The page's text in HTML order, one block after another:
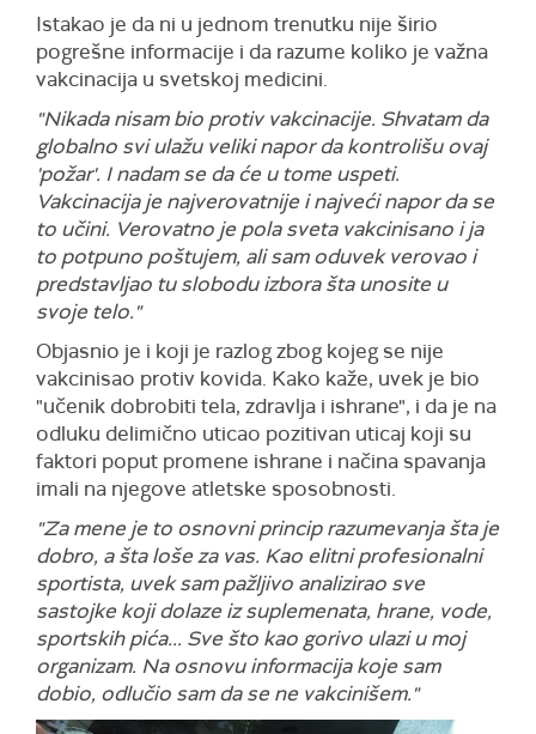
Istakao je da ni u jednom trenutku nije širio
pogrešne informacije i da razume koliko je važna
vakcinacija u svetskoj medicini.
"Nikada nisam bio protiv vakcinacije. Shvatam da
globalno svi ulažu veliki napor da kontrolišu ovaj
'požar'. I nadam se da će u tome uspeti.
Vakcinacija je najverovatnije i najveći napor da se
to učini. Verovatno je pola sveta vakcinisano i ja
to potpuno poštujem, ali sam oduvek verovao i
predstavljao tu slobodu izbora šta unosite u
svoje telo."
Objasnio je i koji je razlog zbog kojeg se nije
vakcinisao protiv kovida. Kako kaže, uvek je bio
"učenik dobrobiti tela, zdravlja i ishrane", i da je na
odluku delimično uticao pozitivan uticaj koji su
faktori poput promene ishrane i načina spavanja
imali na njegove atletske sposobnosti.
"Za mene je to osnovni princip razumevanja šta je
dobro, a šta loše za vas. Kao elitni profesionalni
sportista, uvek sam pažljivo analizirao sve
sastojke koji dolaze iz suplemenata, hrane, vode,
sportskih pića... Sve što kao gorivo ulazi u moj
organizam. Na osnovu informacija koje sam
dobio, odlučio sam da se ne vakcinišem."